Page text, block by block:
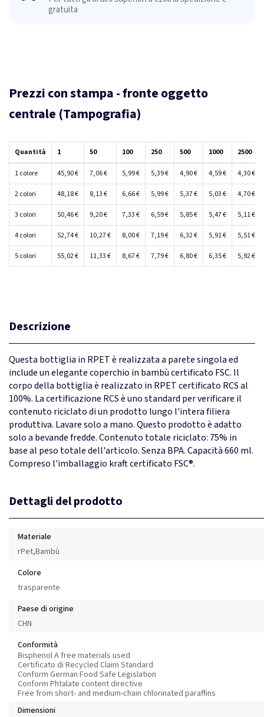
gratuita
Prezzi con stampa - fronte oggetto
centrale (Tampografia)
Quantità 1 50 100 250 500 1000 2500
1 colore 45,90 € 7,06 € 5,99 € 5,39 € 4,90 € 4,59 € 4,30 €
2 colori 48,18 € 8,13 € 6,66 € 5,99 € 5,37 € 5,03 € 4,70 €
3 colori 50,46 € 9,20 € 7,33 € 6,59 € 5,85 € 5,47 € 5,11 €
4 colori 52,74 € 10,27 € 8,00 € 7,19 € 6,32 € 5,91 € 5,51 €
5 colori 55,02 € 11,33 € 8,67 € 7,79 € 6,80 € 6,35 € 5,92 €
Descrizione
Questa bottiglia in RPET è realizzata a parete singola ed
include un elegante coperchio in bambù certificato FSC. Il
corpo della bottiglia è realizzato in RPET certificato RCS al
100%. La certificazione RCS è uno standard per verificare il
contenuto riciclato di un prodotto lungo l'intera filiera
produttiva. Lavare solo a mano. Questo prodotto è adatto
solo a bevande fredde. Contenuto totale riciclato: 75% in
base al peso totale dell'articolo. Senza BPA. Capacità 660 ml.
Compreso l'imballaggio kraft certificato FSC®.
Dettagli del prodotto
Materiale
rPet,Bambù
Colore
trasparente
Paese di origine
CHN
Conformità
Bisphenol A free materials used
Certificato di Recycled Claim Standard
Conform German Food Safe Legislation
Conform Phtalate content directive
Free from short- and medium-chain chlorinated paraffins
Dimensioni